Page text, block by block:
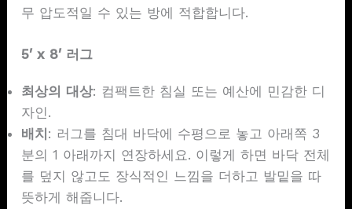
무 압도적일 수 있는 방에 적합합니다.
5′ x 8′ 러그
최상의 대상: 컴팩트한 침실 또는 예산에 민감한 디
자인.
배치: 러그를 침대 바닥에 수평으로 놓고 아래쪽 3
분의 1 아래까지 연장하세요. 이렇게 하면 바닥 전체
를 덮지 않고도 장식적인 느낌을 더하고 발밑을 따
뜻하게 해줍니다.